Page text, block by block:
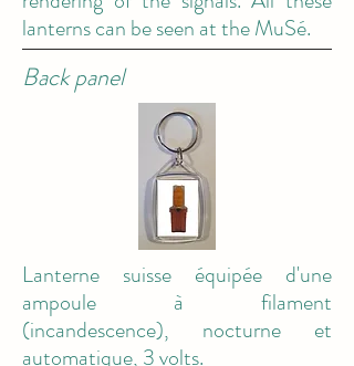
lanterns can be seen at the MuSé.
Back panel
Lanterne suisse équipée d'une
ampoule à filament
(incandescence), nocturne et
automatique, 3 volts.